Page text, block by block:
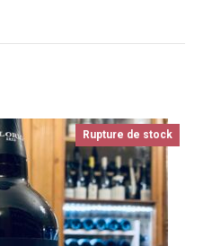
Rupture de stock